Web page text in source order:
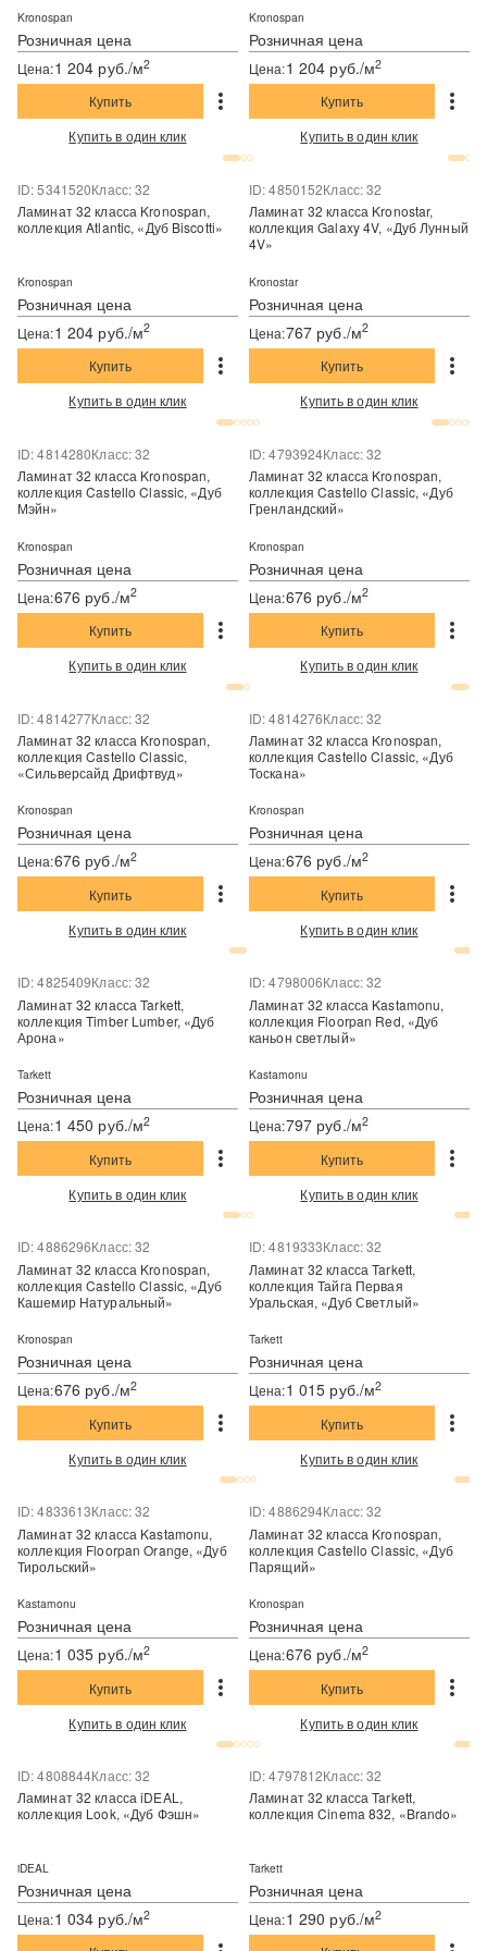
Розничная цена
Цена:1 204 руб./м2
Kronospan
Купить
Купить в один клик
Розничная цена
Цена:1 204 руб./м2
Kronospan
Купить
Купить в один клик
Розничная цена
ID: 5341520Класс: 32
Цена:1 204 руб./м2
Ламинат 32 класса Kronospan,
коллекция Atlantic, «Дуб Biscotti»
Kronospan
Купить
Купить в один клик
Розничная цена
ID: 4850152Класс: 32
Цена:767 руб./м2
Ламинат 32 класса Kronostar,
коллекция Galaxy 4V, «Дуб Лунный
4V»
Kronostar
Купить
Купить в один клик
Розничная цена
ID: 4814280Класс: 32
Цена:676 руб./м2
Ламинат 32 класса Kronospan,
коллекция Castello Classic, «Дуб
Мэйн»
Kronospan
Купить
Купить в один клик
Розничная цена
ID: 4793924Класс: 32
Цена:676 руб./м2
Ламинат 32 класса Kronospan,
коллекция Castello Classic, «Дуб
Гренландский»
Kronospan
Купить
Купить в один клик
Розничная цена
ID: 4814277Класс: 32
Цена:676 руб./м2
Ламинат 32 класса Kronospan,
коллекция Castello Classic,
«Сильверсайд Дрифтвуд»
Kronospan
Купить
Купить в один клик
Розничная цена
ID: 4814276Класс: 32
Цена:676 руб./м2
Ламинат 32 класса Kronospan,
коллекция Castello Classic, «Дуб
Тоскана»
Kronospan
Купить
Купить в один клик
Розничная цена
ID: 4825409Класс: 32
Цена:1 450 руб./м2
Ламинат 32 класса Tarkett,
коллекция Timber Lumber, «Дуб
Арона»
Tarkett
Купить
Купить в один клик
Розничная цена
ID: 4798006Класс: 32
Цена:797 руб./м2
Ламинат 32 класса Kastamonu,
коллекция Floorpan Red, «Дуб
каньон светлый»
Kastamonu
Купить
Купить в один клик
Розничная цена
ID: 4886296Класс: 32
Цена:676 руб./м2
Ламинат 32 класса Kronospan,
коллекция Castello Classic, «Дуб
Кашемир Натуральный»
Kronospan
Купить
Купить в один клик
Розничная цена
ID: 4819333Класс: 32
Цена:1 015 руб./м2
Ламинат 32 класса Tarkett,
коллекция Тайга Первая
Уральская, «Дуб Светлый»
Tarkett
Купить
Купить в один клик
Розничная цена
ID: 4833613Класс: 32
Цена:1 035 руб./м2
Ламинат 32 класса Kastamonu,
коллекция Floorpan Orange, «Дуб
Тирольский»
Kastamonu
Купить
Купить в один клик
Розничная цена
ID: 4886294Класс: 32
Цена:676 руб./м2
Ламинат 32 класса Kronospan,
коллекция Castello Classic, «Дуб
Парящий»
Kronospan
Купить
Купить в один клик
Розничная цена
ID: 4808844Класс: 32
Цена:1 034 руб./м2
Ламинат 32 класса iDEAL,
коллекция Look, «Дуб Фэшн»
iDEAL
Розничная цена
ID: 4797812Класс: 32
Цена:1 290 руб./м2
Ламинат 32 класса Tarkett,
коллекция Cinema 832, «Brando»
Tarkett